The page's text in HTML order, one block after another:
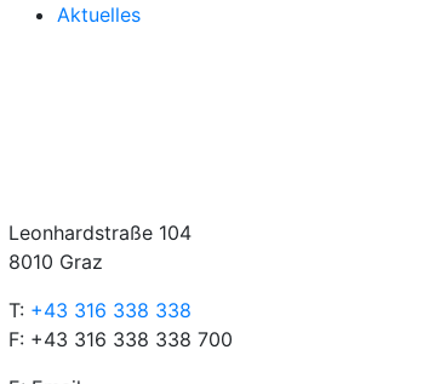
Aktuelles
Leonhardstraße 104
8010 Graz
T: +43 316 338 338
F: +43 316 338 338 700